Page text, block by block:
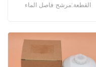
القطعة:مرشح فاصل الماء
للطلب:60 قطعة